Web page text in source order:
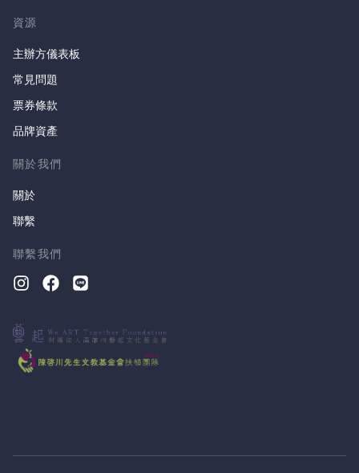
資源
主辦方儀表板
常見問題
票券條款
品牌資產
關於我們
關於
聯繫
聯繫我們